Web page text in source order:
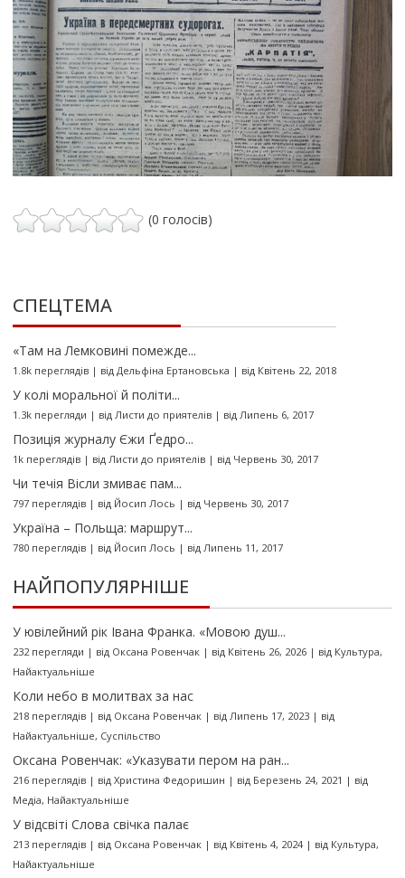
(0 голосів)
СПЕЦТЕМА
«Там на Лемковині помежде...
1.8k переглядів| від Дельфіна Ертановська | від Квітень 22, 2018
У колі моральної й політи...
1.3k перегляди | від Листи до приятелів| від Липень 6, 2017
Позиція журналу Єжи Ґедро...
1k переглядів| від Листи до приятелів| від Червень 30, 2017
Чи течія Вісли змиває пам...
797 переглядів| від Йосип Лось | від Червень 30, 2017
Україна – Польща: маршрут...
780 переглядів| від Йосип Лось | від Липень 11, 2017
НАЙПОПУЛЯРНІШЕ
У ювілейний рік Івана Франка. «Мовою душ...
232 перегляди | від Оксана Ровенчак| від Квітень 26, 2026| від Культура,
Найактуальніше
Коли небо в молитвах за нас
218 переглядів| від Оксана Ровенчак| від Липень 17, 2023| від
Найактуальніше, Суспільство
Оксана Ровенчак: «Указувати пером на ран...
216 переглядів| від Христина Федоришин | від Березень 24, 2021 | від
Медіа, Найактуальніше
У відсвіті Слова свічка палає
213 переглядів| від Оксана Ровенчак| від Квітень 4, 2024| від Культура,
Найактуальніше